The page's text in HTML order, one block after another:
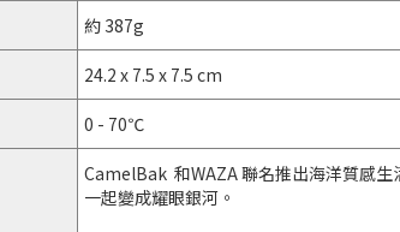
約 387g
24.2 x 7.5 x 7.5 cm
0 - 70℃
CamelBak 和WAZA 聯名推出海洋質感
一起變成耀眼銀河。